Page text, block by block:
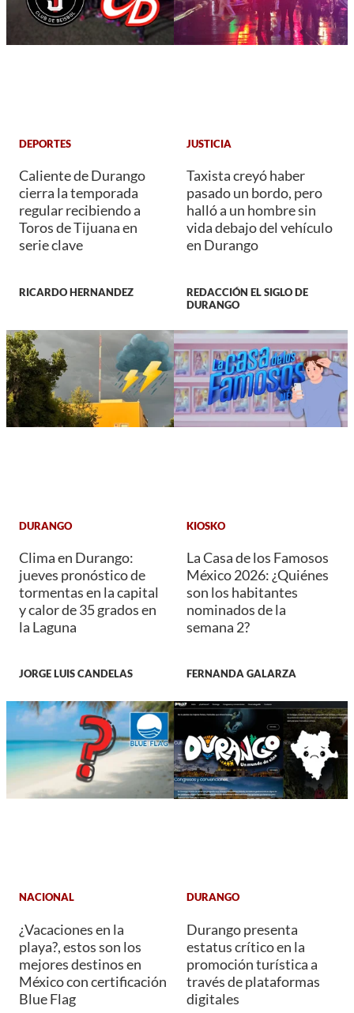
DEPORTES
Caliente de Durango
cierra la temporada
regular recibiendo a
Toros de Tijuana en
serie clave
RICARDO HERNANDEZ
JUSTICIA
Taxista creyó haber
pasado un bordo, pero
halló a un hombre sin
vida debajo del vehículo
en Durango
REDACCIÓN EL SIGLO DE
DURANGO
DURANGO
Clima en Durango:
jueves pronóstico de
tormentas en la capital
y calor de 35 grados en
la Laguna
JORGE LUIS CANDELAS
KIOSKO
La Casa de los Famosos
México 2026: ¿Quiénes
son los habitantes
nominados de la
semana 2?
FERNANDA GALARZA
NACIONAL
¿Vacaciones en la
playa?, estos son los
mejores destinos en
México con certificación
Blue Flag
DURANGO
Durango presenta
estatus crítico en la
promoción turística a
través de plataformas
digitales